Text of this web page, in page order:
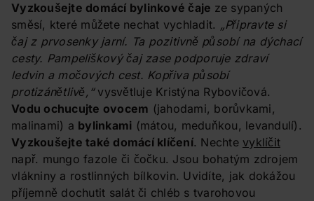
Vyzkoušejte domácí bylinkové čaje ze sypaných
směsí, které můžete nechat vychladit. „Připravte si
čaj z prvosenky jarní. Ta pozitivně působí na dýchací
cesty. Pampeliškový čaj zase podporujezdraví
ledvin a močových cest. Kopřiva působí
protizánětlivě,“vysvětluje Kristýna Rybovičová.
Vodu ochucujte ovocem (jahodami, borůvkami,
malinami) a bylinkami (mátou, meduňkou, levandulí).
Vyzkoušejte také domácí klíčení. Nechte vyklíčit
např. mungo fazole či čočku. Jsou bohatým zdrojem
vlákniny a rostlinných bílkovin. Uvidíte, jak dokážou
příjemně dochutit salát či chléb s tvarohovou